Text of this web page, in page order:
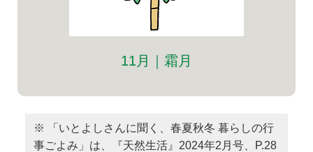
11月｜霜月
※ 「いとよしさんに聞く、春夏秋冬 暮らしの行
事ごよみ」は、『天然生活』2024年2月号、P.28